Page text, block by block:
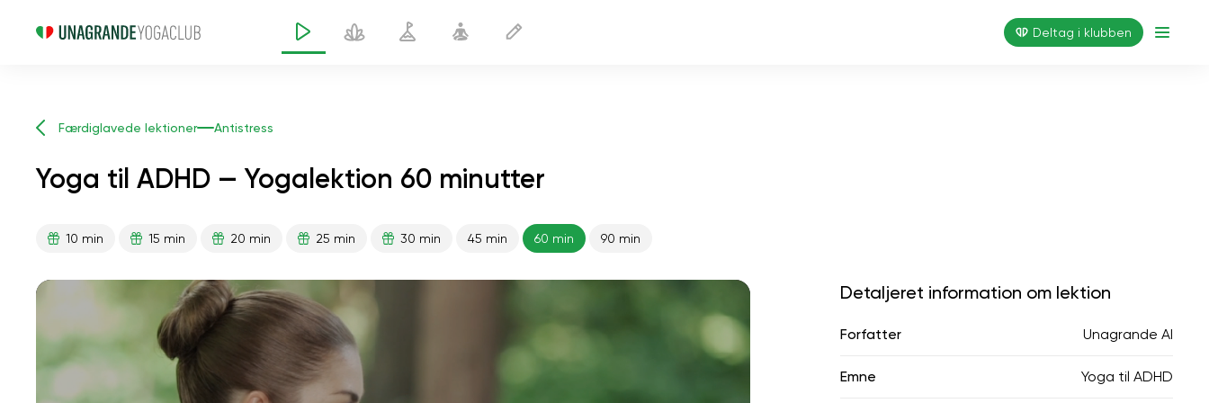
Deltag i klubben
Færdiglavede lektioner Antistress
Yoga til ADHD — Yogalektion 60 minutter
10 min 15 min 20 min 25 min 30 min 45 min 60 min 90 min
Detaljeret information om lektion
Forfatter Unagrande AI
Emne Yoga til ADHD